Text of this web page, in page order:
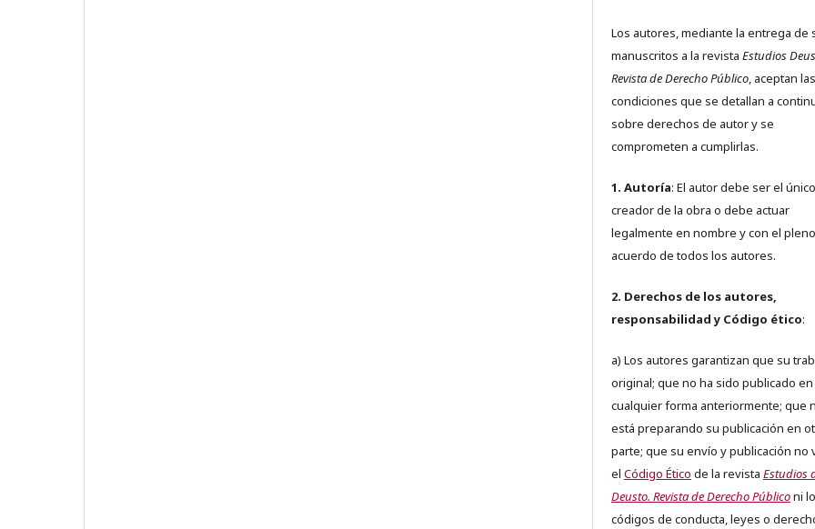
Los autores, mediante la entrega de
manuscritos a la revista Estudios
Revista de Derecho Público, aceptan las
condiciones que se detallan a
sobre derechos de autor y se
comprometen a cumplirlas.
1. Autoría: El autor debe ser el único
creador de la obra o debe actuar
legalmente en nombre y con el pleno
acuerdo de todos los autores.
2. Derechos de los autores,
responsabilidad y Código ético:
a) Los autores garantizan que su
original; que no ha sido publicado en
cualquier forma anteriormente; que
está preparando su publicación en
parte; que su envío y publicación no
el Código Ético de la revista Estudios
Deusto. Revista de Derecho Públiconi
códigos de conducta, leyes o